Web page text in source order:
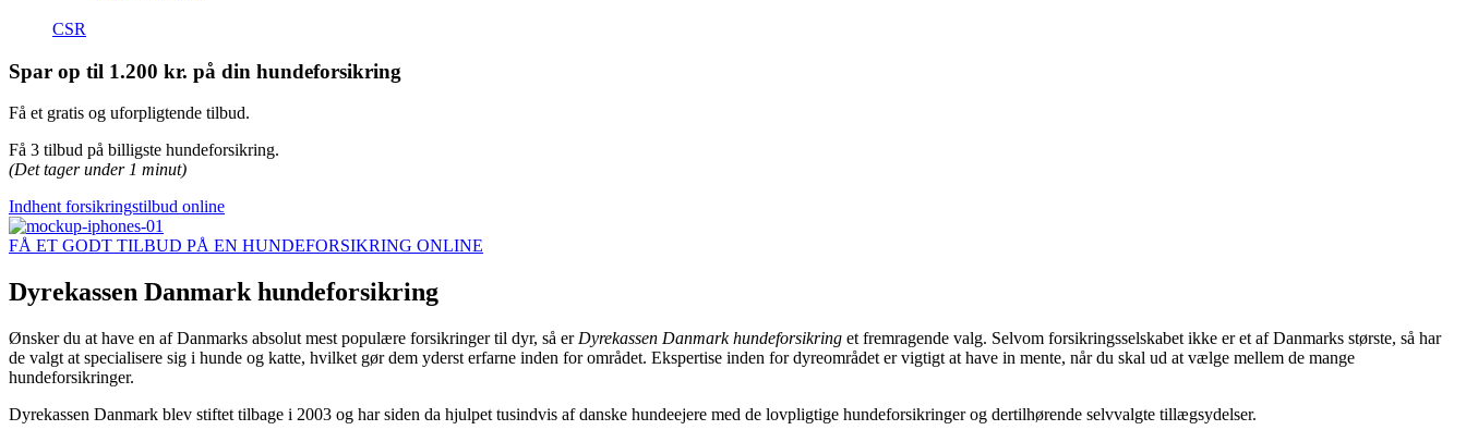
CSR
Spar op til 1.200 kr. på din hundeforsikring
Få et gratis og uforpligtende tilbud.
Få 3 tilbud på billigste hundeforsikring.
(Det tager under 1 minut)
Indhent forsikringstilbud online
FÅ ET GODT TILBUD PÅ EN HUNDEFORSIKRING ONLINE
Dyrekassen Danmark hundeforsikring
Ønsker du at have en af Danmarks absolut mest populære forsikringer til dyr, så er Dyrekassen Danmark hundeforsikring et fremragende valg. Selvom forsikringsselskabet ikke er et af Danmarks største, så har
de valgt at specialisere sig i hunde og katte, hvilket gør dem yderst erfarne inden for området. Ekspertise inden for dyreområdet er vigtigt at have in mente, når du skal ud at vælge mellem de mange
hundeforsikringer.
Dyrekassen Danmark blev stiftet tilbage i 2003 og har siden da hjulpet tusindvis af danske hundeejere med de lovpligtige hundeforsikringer og dertilhørende selvvalgte tillægsydelser.